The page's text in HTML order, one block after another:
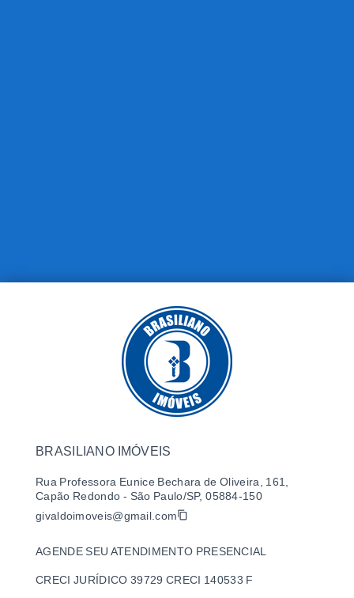
BRASILIANO IMÓVEIS
Rua Professora Eunice Bechara de Oliveira, 161,
Capão Redondo - São Paulo/SP, 05884-150
givaldoimoveis@gmail.com
AGENDE SEU ATENDIMENTO PRESENCIAL
CRECI JURÍDICO 39729 CRECI 140533 F